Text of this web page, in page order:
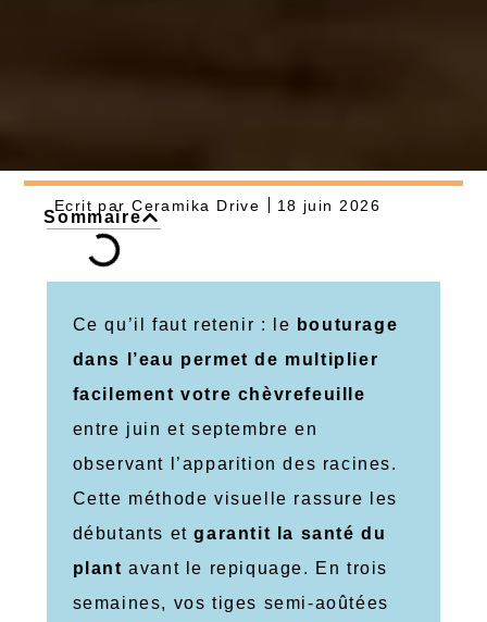
Ecrit par Ceramika Drive 18 juin 2026
Sommaire
Ce qu’il faut retenir : le bouturage
dans l’eau permet de multiplier
facilement votre chèvrefeuille
entre juin et septembre en
observant l’apparition des racines.
Cette méthode visuelle rassure les
débutants etgarantit la santé du
plant avant le repiquage. En trois
semaines, vos tiges semi-aoûtées